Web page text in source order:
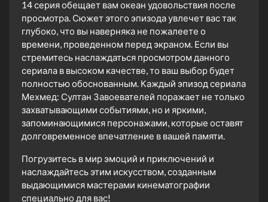
14 серия обещает вам океан удовольствия после
просмотра. Сюжет этого эпизода увлечет вас так
глубоко, что вы наверняка не пожалеете о
времени, проведенном перед экраном. Если вы
стремитесь наслаждаться просмотром данного
сериала в высоком качестве, то ваш выбор будет
полностью обоснованным. Каждый эпизод сериала
Мехмед: Султан Завоевателей поражает не только
захватывающими событиями, но и яркими,
запоминающимися персонажами, которые оставят
долговременное впечатление в вашей памяти.
Погрузитесь в мир эмоций и приключений и
наслаждайтесь этим искусством, созданным
выдающимися мастерами кинематографии
специально для вас!